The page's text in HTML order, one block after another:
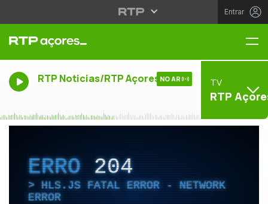
Entrar
RTP Noticias/RTP Açores NO AR TV
RTP
ERRO204
HLS.JS FATAL ERROR - NETWORK
ERROR